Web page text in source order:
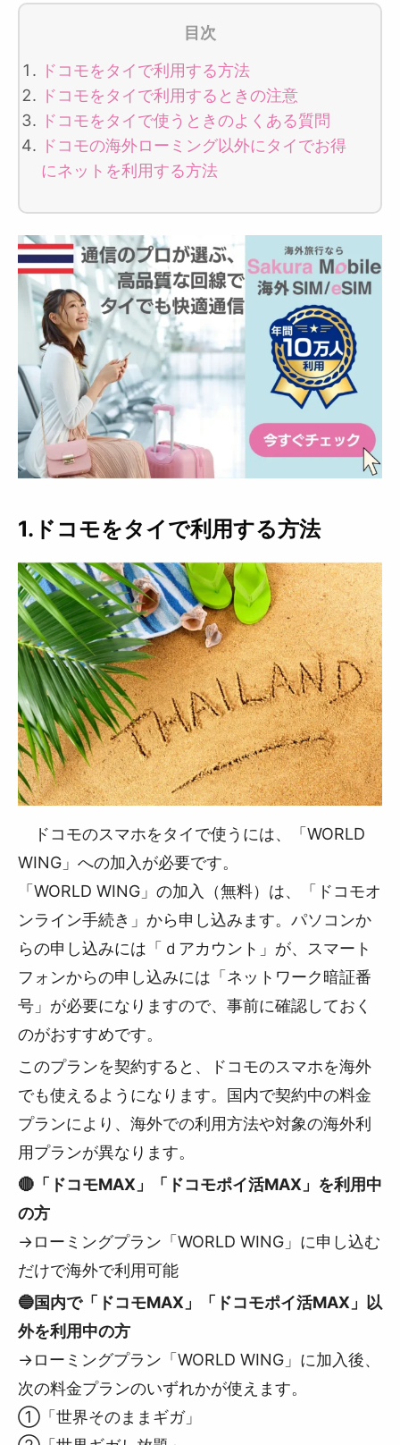
目次
ドコモをタイで利用する方法
ドコモをタイで利用するときの注意
ドコモをタイで使うときのよくある質問
ドコモの海外ローミング以外にタイでお得
にネットを利用する方法
1.ドコモをタイで利用する方法
ドコモのスマホをタイで使うには、「WORLD
WING」への加入が必要です。
「WORLD WING」の加入（無料）は、「ドコモオ
ンライン手続き」から申し込みます。パソコンか
らの申し込みには「ｄアカウント」が、スマート
フォンからの申し込みには「ネットワーク暗証番
号」が必要になりますので、事前に確認しておく
のがおすすめです。
このプランを契約すると、ドコモのスマホを海外
でも使えるようになります。国内で契約中の料金
プランにより、海外での利用方法や対象の海外利
用プランが異なります。
🔴「ドコモMAX」「ドコモポイ活MAX」を利用中
の方
→ローミングプラン「WORLD WING」に申し込む
だけで海外で利用可能
🔵国内で「ドコモMAX」「ドコモポイ活MAX」以
外を利用中の方
→ローミングプラン「WORLD WING」に加入後、
次の料金プランのいずれかが使えます。
➀「世界そのままギガ」